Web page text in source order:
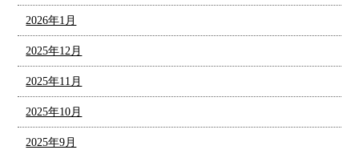
2026年1月
2025年12月
2025年11月
2025年10月
2025年9月